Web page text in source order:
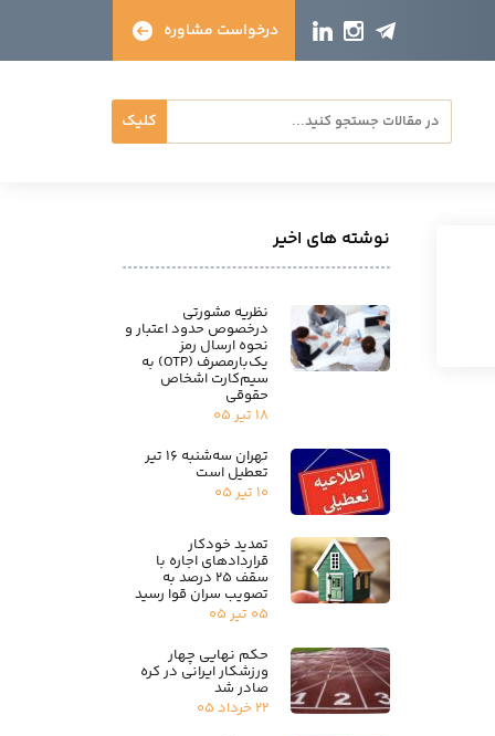
کلیک
درخواست مشاوره
نوشته های اخیر
نظریه مشورتی
درخصوص حدود اعتبار و
نحوه ارسال رمز
یک‌بارمصرف (OTP) به
سیم‌کارت اشخاص
حقوقی
۱۸ تیر ۰۵
تهران سه‌شنبه ۱۶ تیر
تعطیل است
۱۰ تیر ۰۵
تمدید خودکار
قراردادهای اجاره با
سقف ۲۵ درصد به
تصویب سران قوا رسید
۰۵ تیر ۰۵
حکم نهایی چهار
ورزشکار ایرانی در کره
صادر شد
۲۲ خرداد ۰۵